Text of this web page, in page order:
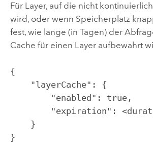
Für Layer, auf die nicht
wird, oder wenn Speicherplatz
fest, wie lange (in Tagen) der
Cache für einen Layer aufbewahrt
{
}